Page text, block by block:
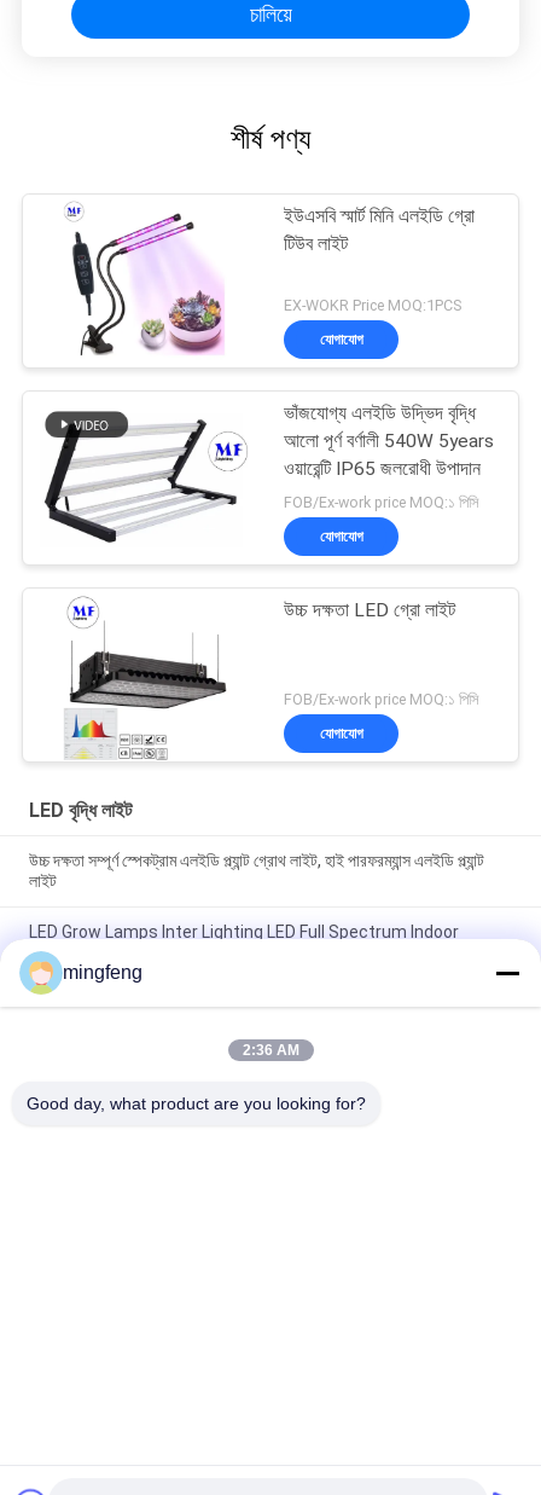
চালিয়ে
শীর্ষ পণ্য
ইউএসবি স্মার্ট মিনি এলইডি গ্রো
টিউব লাইট
EX-WOKR Price MOQ:1PCS
যোগাযোগ
ভাঁজযোগ্য এলইডি উদ্ভিদ বৃদ্ধি
আলো পূর্ণ বর্ণালী 540W 5years
ওয়ারেন্টি IP65 জলরোধী উপাদান
FOB/Ex-work price MOQ:১ পিসি
যোগাযোগ
উচ্চ দক্ষতা LED গ্রো লাইট
FOB/Ex-work price MOQ:১ পিসি
যোগাযোগ
LED বৃদ্ধি লাইট
উচ্চ দক্ষতা সম্পূর্ণ স্পেকট্রাম এলইডি প্ল্যান্ট গ্রোথ লাইট, হাই পারফরম্যান্স এলইডি প্ল্যান্ট
লাইট
LED Grow Lamps Inter Lighting LED Full Spectrum Indoor
Plants Lights Indoor Planting Win Grow LED Bar Lights LED
Grow Limingfeng
2:36 AM
Good day, what product are you looking for?